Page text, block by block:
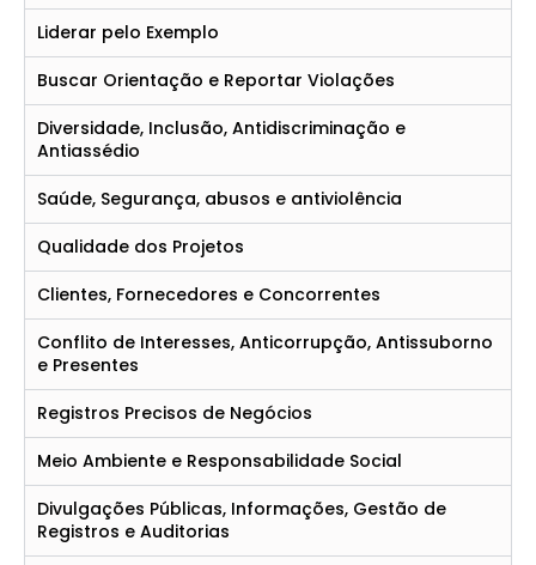
Liderar pelo Exemplo
Buscar Orientação e Reportar Violações
Diversidade, Inclusão, Antidiscriminação e
Antiassédio
Saúde, Segurança, abusos e antiviolência
Qualidade dos Projetos
Clientes, Fornecedores e Concorrentes
Conflito de Interesses, Anticorrupção, Antissuborno
e Presentes
Registros Precisos de Negócios
Meio Ambiente e Responsabilidade Social
Divulgações Públicas, Informações, Gestão de
Registros e Auditorias